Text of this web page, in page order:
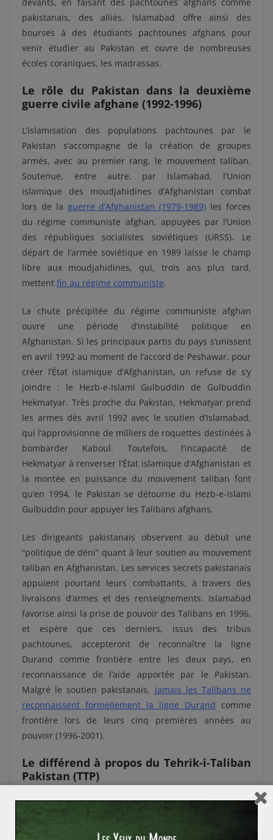
devants, en faisant des pachtounes afghans comme
pakistanais, des alliés. Islamabad offre ainsi des
bourses à des étudiants pachtounes afghans pour
venir étudier au Pakistan et ouvre de nombreuses
écoles coraniques, les madrassas.
Le rôle du Pakistan dans la deuxième
guerre civile afghane (1992-1996)
L’islamisation des populations pachtounes par le
Pakistan s’accompagne de la création de groupes
armés, avec au premier rang, le mouvement taliban.
Soutenue, entre autre, par Islamabad, l’Union
islamique des moudjahidines d’Afghanistan combat
lors de la guerre d’Afghanistan (1979-1989) les forces
du régime communiste afghan, appuyées par l’Union
des républiques socialistes soviétiques (URSS). Le
départ de l’armée soviétique en 1989 laisse le champ
libre aux moudjahidines, qui, trois ans plus tard,
mettent fin au régime communiste.
La chute précipitée du régime communiste afghan
ouvre une période d’instabilité politique en
Afghanistan. Si les principaux partis du pays s’unissent
en avril 1992 au moment de l’accord de Peshawar, pour
créer l’État islamique d’Afghanistan, un refuse de s’y
joindre : le Hezb-e-Islami Gulbuddin de Gulbuddin
Hekmatyar. Très proche du Pakistan, Hekmatyar prend
les armes dès avril 1992 avec le soutien d’Islamabad,
qui l’approvisionne de milliers de roquettes destinées à
bombarder Kaboul. Toutefois, l’incapacité de
Hekmatyar à renverser l’État islamique d’Afghanistan et
la montée en puissance du mouvement taliban font
qu’en 1994, le Pakistan se détourne du Hezb-e-Islami
Gulbuddin pour appuyer les Talibans afghans.
Les dirigeants pakistanais observent au début une
“politique de déni” quant à leur soutien au mouvement
taliban en Afghanistan. Les services secrets pakistanais
appuient pourtant leurs combattants, à travers des
livraisons d’armes et des renseignements. Islamabad
favorise ainsi la prise de pouvoir des Talibans en 1996,
et espère que ces derniers, issus des tribus
pachtounes, accepteront de reconnaître la ligne
Durand comme frontière entre les deux pays, en
reconnaissance de l’aide apportée par le Pakistan.
Malgré le soutien pakistanais, jamais les Talibans ne
reconnaissent formellement la ligne Durand comme
frontière lors de leurs cinq premières années au
pouvoir (1996-2001).
Le différend à propos du Tehrik-i-Taliban
Pakistan (TTP)
En décembre 2007, et alors que les Talibans affrontent
les États-Unis et leurs alliés en Afghanistan, des tribus
pachtounes révoltées du Pakistan s’associent à des